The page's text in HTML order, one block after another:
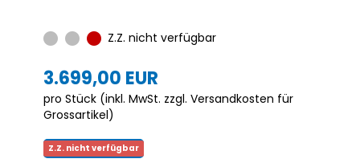
Z.Z. nicht verfügbar
3.699,00 EUR
pro Stück (inkl. MwSt. zzgl. Versandkosten für
Grossartikel)
Z.Z. nicht verfügbar